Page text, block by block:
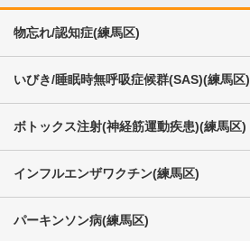
物忘れ/認知症(練馬区)
いびき/睡眠時無呼吸症候群(SAS)(練馬区)
ボトックス注射(神経筋運動疾患)(練馬区)
インフルエンザワクチン(練馬区)
パーキンソン病(練馬区)